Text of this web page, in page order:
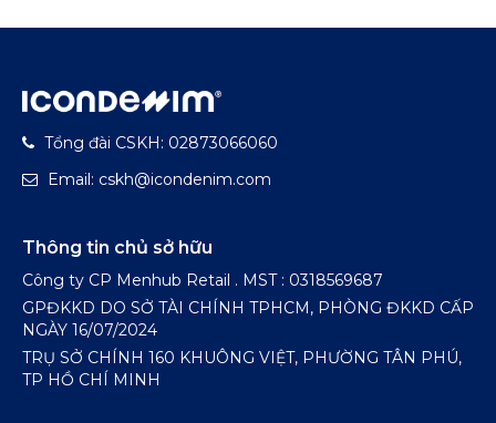
Tổng đài CSKH: 02873066060
Email: cskh@icondenim.com
Thông tin chủ sở hữu
Công ty CP Menhub Retail . MST : 0318569687
GPĐKKD DO SỞ TÀI CHÍNH TPHCM, PHÒNG ĐKKD CẤP
NGÀY 16/07/2024
TRỤ SỞ CHÍNH 160 KHUÔNG VIỆT, PHƯỜNG TÂN PHÚ,
TP HỒ CHÍ MINH